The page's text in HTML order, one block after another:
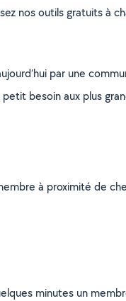
nos outils gratuits à
par une
besoin aux plus
à proximité de
minutes un